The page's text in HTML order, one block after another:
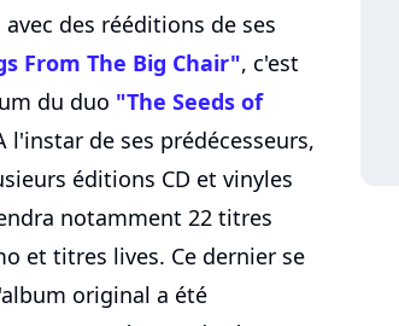
des rééditions de ses
From The Big Chair", c'est
du duo "The Seeds of
de ses prédécesseurs,
éditions CD et vinyles
notamment 22 titres
et titres lives. Ce dernier se
original a été